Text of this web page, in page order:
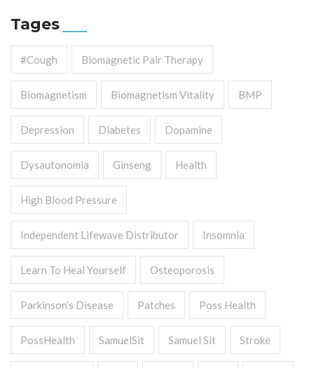
Tages
#cough Biomagnetic Pair Therapy
Biomagnetism Biomagnetism Vitality BMP
Depression Diabetes Dopamine
Dysautonomia Ginseng Health
High Blood Pressure
Independent Lifewave Distributor Insomnia
Learn To Heal Yourself Osteoporosis
Parkinson’s Disease Patches Poss Health
PossHealth SamuelSit Samuel Sit Stroke